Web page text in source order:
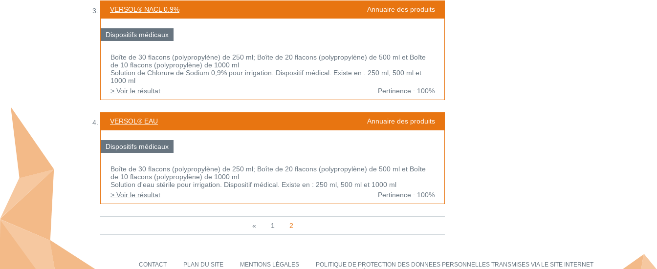
VERSOL® NACL 0.9% Annuaire des produits
Dispositifs médicaux
Boîte de 30 flacons (polypropylène) de 250 ml; Boîte de 20 flacons (polypropylène) de 500 ml et Boîte
de 10 flacons (polypropylène) de 1000 ml
Solution de Chlorure de Sodium 0,9% pour irrigation. Dispositif médical. Existe en : 250 ml, 500 ml et
1000 ml
> Voir le résultat
Pertinence : 100%
VERSOL® EAU Annuaire des produits
Dispositifs médicaux
Boîte de 30 flacons (polypropylène) de 250 ml; Boîte de 20 flacons (polypropylène) de 500 ml et Boîte
de 10 flacons (polypropylène) de 1000 ml
Solution d'eau stérile pour irrigation. Dispositif médical. Existe en : 250 ml, 500 ml et 1000 ml
> Voir le résultat
Pertinence : 100%
« 1 2
CONTACT PLAN DU SITE MENTIONS LÉGALES POLITIQUE DE PROTECTION DES DONNEES PERSONNELLES TRANSMISES VIA LE SITE INTERNET